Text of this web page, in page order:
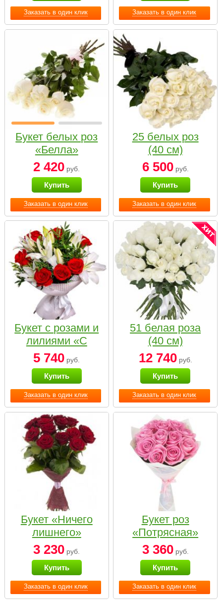
Заказать в один клик Заказать в один клик
Заказать в один клик
Букет белых роз
«Белла»
2 420 руб.
Купить
Заказать в один клик
25 белых роз
(40 см)
6 500руб.
Купить
Заказать в один клик
Букет с розами и
лилиями «С
наилучшими
пожеланиями»
5 740 руб.
Купить
Заказать в один клик
51 белая роза
(40 см)
12 740руб.
Купить
Заказать в один клик
Букет «Ничего
лишнего»
3 230 руб.
Купить
Заказать в один клик
Букет роз
«Потрясная»
3 360руб.
Купить